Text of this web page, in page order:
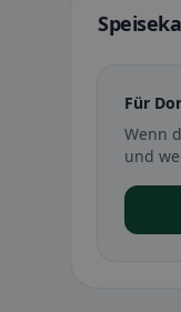
Für
Wenn
und